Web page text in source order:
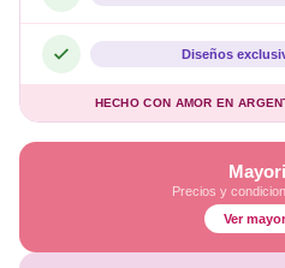
Precios y
Ver
Diseños
HECHO CON AMOR EN